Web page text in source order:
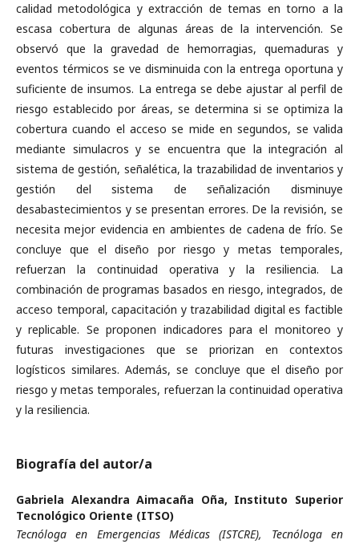
calidad metodológica y extracción de temas en torno a la
escasa cobertura de algunas áreas de la intervención. Se
observó que la gravedad de hemorragias, quemaduras y
eventos térmicos se ve disminuida con la entrega oportuna y
suficiente de insumos. La entrega se debe ajustar al perfil de
riesgo establecido por áreas, se determina si se optimiza la
cobertura cuando el acceso se mide en segundos, se valida
mediante simulacros y se encuentra que la integración al
sistema de gestión, señalética, la trazabilidad de inventarios y
gestión del sistema de señalización disminuye
desabastecimientos y se presentan errores. De la revisión, se
necesita mejor evidencia en ambientes de cadena de frío. Se
concluye que el diseño por riesgo y metas temporales,
refuerzan la continuidad operativa y la resiliencia. La
combinación de programas basados en riesgo, integrados, de
acceso temporal, capacitación y trazabilidad digital es factible
y replicable. Se proponen indicadores para el monitoreo y
futuras investigaciones que se priorizan en contextos
logísticos similares. Además, se concluye que el diseño por
riesgo y metas temporales, refuerzan la continuidad operativa
y la resiliencia.
Biografía del autor/a
Gabriela Alexandra Aimacaña Oña, Instituto Superior
Tecnológico Oriente (ITSO)
Tecnóloga en Emergencias Médicas (ISTCRE), Tecnóloga en